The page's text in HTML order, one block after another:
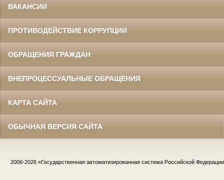
ВАКАНСИИ
ПРОТИВОДЕЙСТВИЕ КОРРУПЦИИ
ОБРАЩЕНИЯ ГРАЖДАН
ВНЕПРОЦЕССУАЛЬНЫЕ ОБРАЩЕНИЯ
КАРТА САЙТА
ОБЫЧНАЯ ВЕРСИЯ САЙТА
2006-2026 «Государственная автоматизированная система Российской